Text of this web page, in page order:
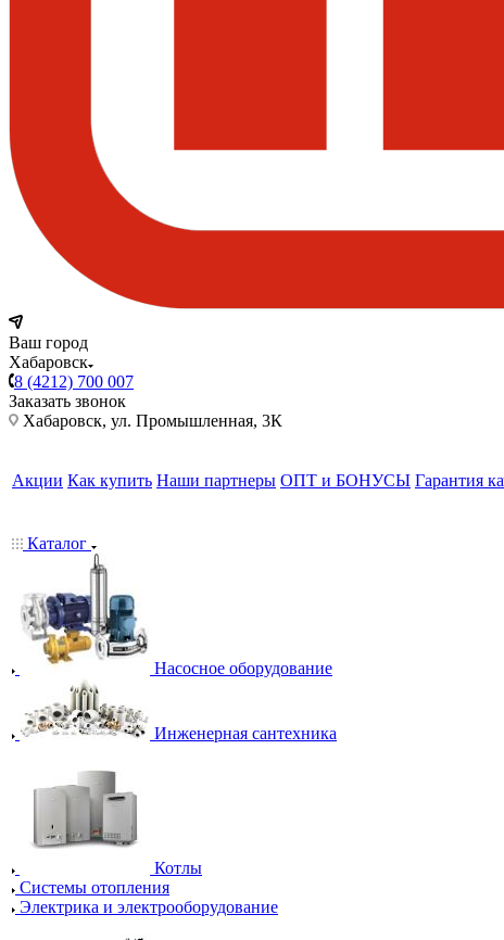
Ваш город
Хабаровск
8 (4212) 700 007
Заказать звонок
Хабаровск, ул. Промышленная, 3К
Акции Как купить Наши партнеры ОПТ и БОНУСЫ Гарантия
Каталог
Насосное оборудование
Инженерная сантехника
Котлы
Системы отопления
Электрика и электрооборудование